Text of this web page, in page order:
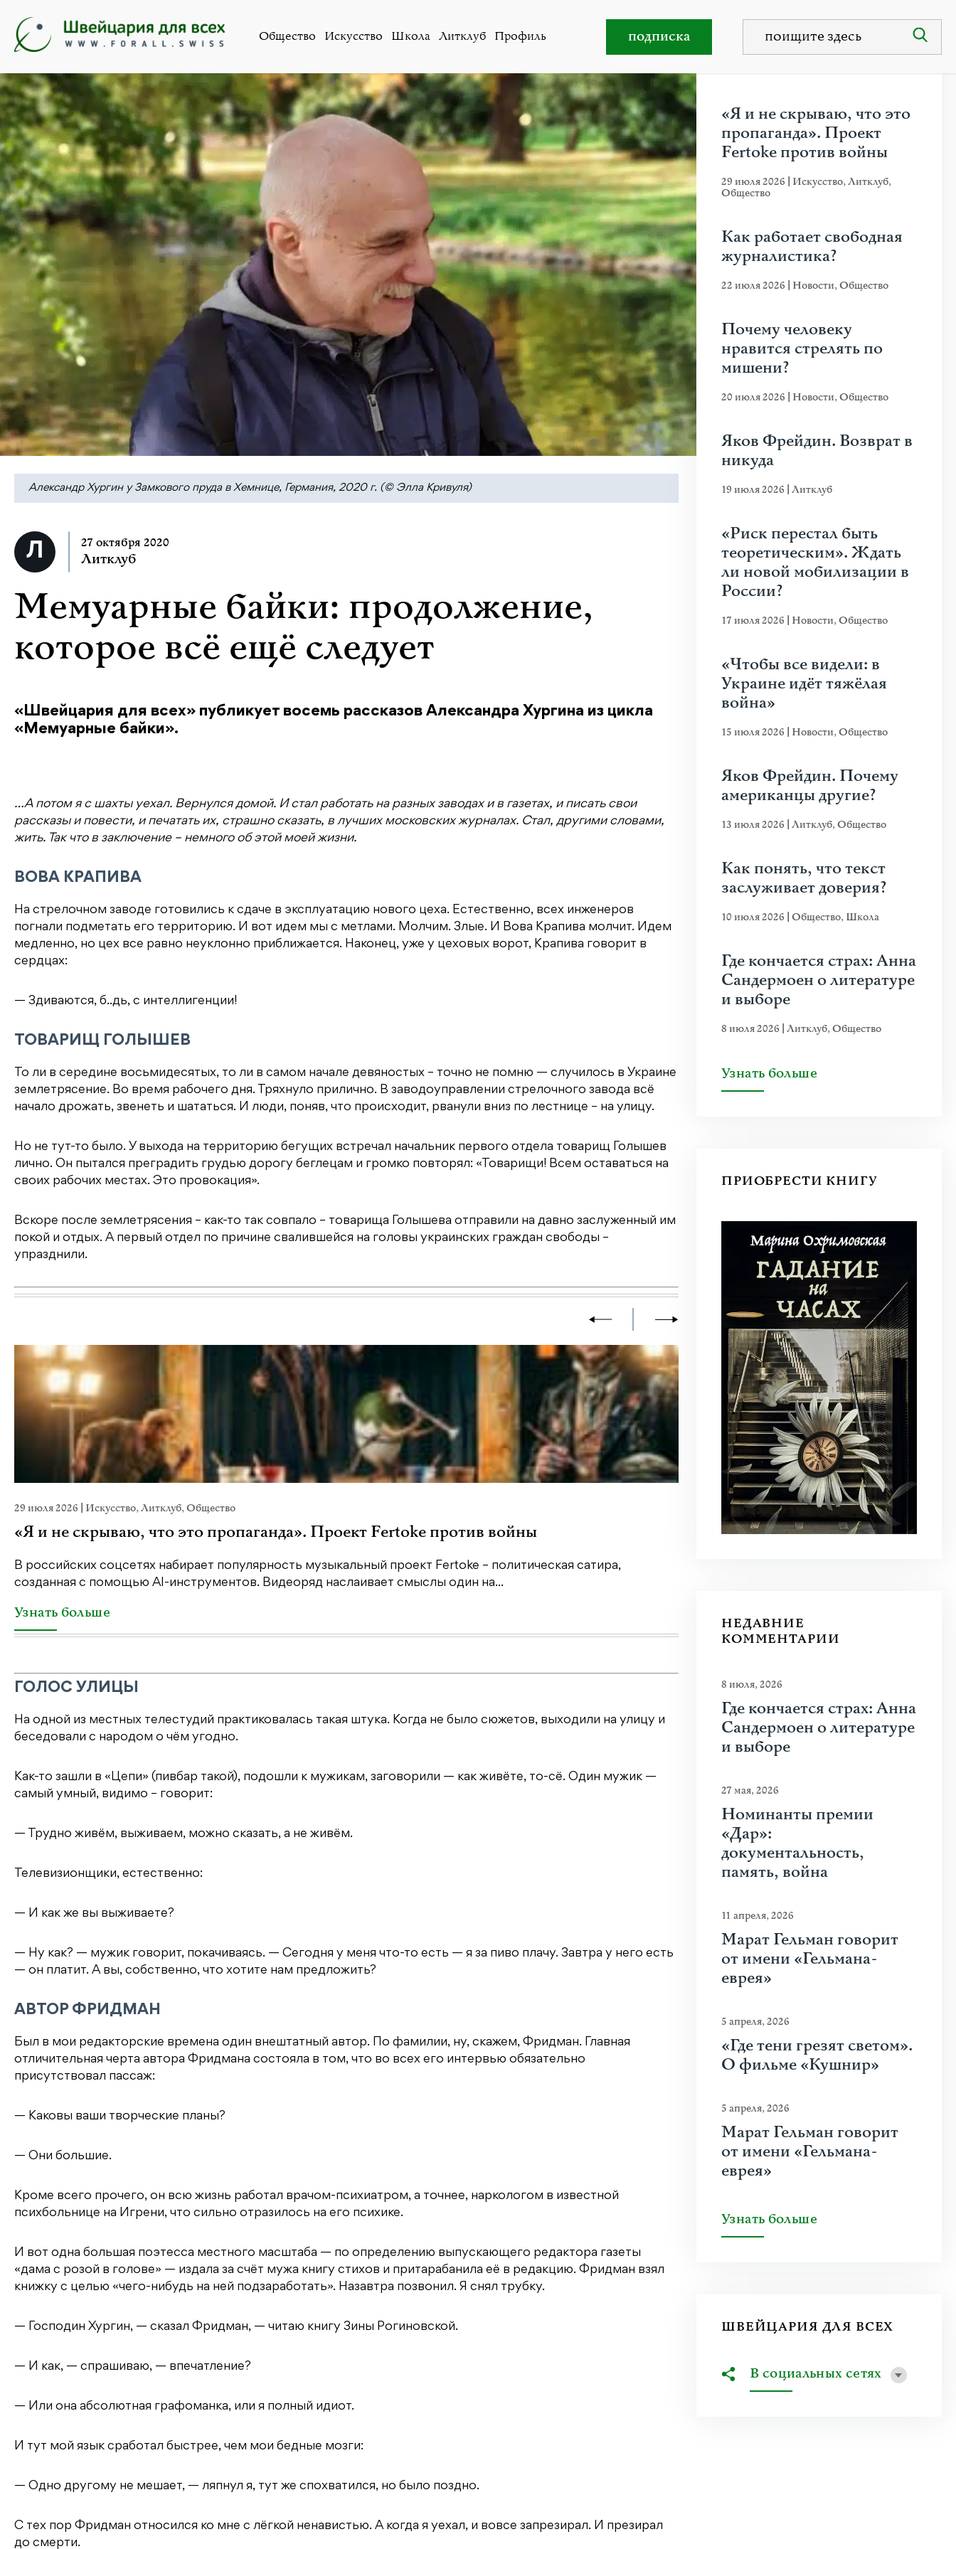
Общество Искусство Школа Литклуб Профиль подписка
Мемуарные байки: продолжение, которое всё ещё следует
Александр Хургин у Замкового пруда в Хемнице, Германия, 2020 г. (© Элла Кривуля)
27 октября 2020
Литклуб
Мемуарные байки: продолжение,
которое всё ещё следует
«Швейцария для всех» публикует восемь рассказов Александра Хургина из цикла
«Мемуарные байки».
…А потом я с шахты уехал. Вернулся домой. И стал работать на разных заводах и в газетах, и писать свои
рассказы и повести, и печатать их, страшно сказать, в лучших московских журналах. Стал, другими словами,
жить. Так что в заключение – немного об этой моей жизни.
ВОВА КРАПИВА
На стрелочном заводе готовились к сдаче в эксплуатацию нового цеха. Естественно, всех инженеров
погнали подметать его территорию. И вот идем мы с метлами. Молчим. Злые. И Вова Крапива молчит. Идем
медленно, но цех все равно неуклонно приближается. Наконец, уже у цеховых ворот, Крапива говорит в
сердцах:
— Здиваются, б..дь, с интеллигенции!
ТОВАРИЩ ГОЛЫШЕВ
То ли в середине восьмидесятых, то ли в самом начале девяностых – точно не помню — случилось в Украине
землетрясение. Во время рабочего дня. Тряхнуло прилично. В заводоуправлении стрелочного завода всё
начало дрожать, звенеть и шататься. И люди, поняв, что происходит, рванули вниз по лестнице – на улицу.
Но не тут-то было. У выхода на территорию бегущих встречал начальник первого отдела товарищ Голышев
лично. Он пытался преградить грудью дорогу беглецам и громко повторял: «Товарищи! Всем оставаться на
своих рабочих местах. Это провокация».
Вскоре после землетрясения – как-то так совпало – товарища Голышева отправили на давно заслуженный им
покой и отдых. А первый отдел по причине свалившейся на головы украинских граждан свободы –
упразднили.
29 июля 2026 Искусство,Литклуб,Общество
«Я и не скрываю, что это пропаганда». Проект Fertoke против войны
В российских соцсетях набирает популярность музыкальный проект Fertoke – политическая сатира,
созданная с помощью AI-инструментов. Видеоряд наслаивает смыслы один на...
Узнать больше
19 июля 2026|Литклуб
Яков Фрейдин. Возврат в никуда
ГОЛОС УЛИЦЫ
На одной из местных телестудий практиковалась такая штука. Когда не было сюжетов, выходили на улицу и
беседовали с народом о чём угодно.
Как-то зашли в «Цепи» (пивбар такой), подошли к мужикам, заговорили — как живёте, то-сё. Один мужик —
самый умный, видимо – говорит:
— Трудно живём, выживаем, можно сказать, а не живём.
Телевизионщики, естественно:
— И как же вы выживаете?
— Ну как? — мужик говорит, покачиваясь. — Сегодня у меня что-то есть — я за пиво плачу. Завтра у него есть
— он платит. А вы, собственно, что хотите нам предложить?
АВТОР ФРИДМАН
Был в мои редакторские времена один внештатный автор. По фамилии, ну, скажем, Фридман. Главная
отличительная черта автора Фридмана состояла в том, что во всех его интервью обязательно
присутствовал пассаж:
— Каковы ваши творческие планы?
— Они большие.
Кроме всего прочего, он всю жизнь работал врачом-психиатром, а точнее, наркологом в известной
психбольнице на Игрени, что сильно отразилось на его психике.
И вот одна большая поэтесса местного масштаба — по определению выпускающего редактора газеты
«дама с розой в голове» — издала за счёт мужа книгу стихов и притарабанила её в редакцию. Фридман взял
книжку с целью «чего-нибудь на ней подзаработать». Назавтра позвонил. Я снял трубку.
— Господин Хургин, — сказал Фридман, — читаю книгу Зины Рогиновской.
— И как, — спрашиваю, — впечатление?
— Или она абсолютная графоманка, или я полный идиот.
И тут мой язык сработал быстрее, чем мои бедные мозги:
— Одно другому не мешает, — ляпнул я, тут же спохватился, но было поздно.
С тех пор Фридман относился ко мне с лёгкой ненавистью. А когда я уехал, и вовсе запрезирал. И презирал
до смерти.
«Я и не скрываю, что это
пропаганда». Проект
Fertoke против войны
29 июля 2026 Искусство,Литклуб,
Общество
Как работает свободная
журналистика?
22 июля 2026 Новости,Общество
Почему человеку
нравится стрелять по
мишени?
20 июля 2026 Новости,Общество
Яков Фрейдин. Возврат в
никуда
19 июля 2026 Литклуб
«Риск перестал быть
теоретическим». Ждать
ли новой мобилизации в
России?
17 июля 2026 Новости,Общество
«Чтобы все видели: в
Украине идёт тяжёлая
война»
15 июля 2026 Новости,Общество
Яков Фрейдин. Почему
американцы другие?
13 июля 2026 Литклуб,Общество
Как понять, что текст
заслуживает доверия?
10 июля 2026 Общество, Школа
Где кончается страх: Анна
Сандермоен о литературе
и выборе
8 июля 2026 Литклуб,Общество
Узнать больше
ПРИОБРЕСТИ КНИГУ
НЕДАВНИЕ
КОММЕНТАРИИ
8 июля, 2026
Где кончается страх: Анна
Сандермоен о литературе
и выборе
27 мая, 2026
Номинанты премии
«Дар»:
документальность,
память, война
11 апреля, 2026
Марат Гельман говорит
от имени «Гельмана-
еврея»
5 апреля, 2026
«Где тени грезят светом».
О фильме «Кушнир»
5 апреля, 2026
Марат Гельман говорит
от имени «Гельмана-
еврея»
Узнать больше
ШВЕЙЦАРИЯ ДЛЯ ВСЕХ
В социальных сетях